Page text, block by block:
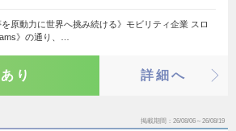
原動力に世界へ挑み続ける》モビリティ企業 スロ
》の通り、…
り 詳細へ
掲載期間 26/08/06～26/08/19